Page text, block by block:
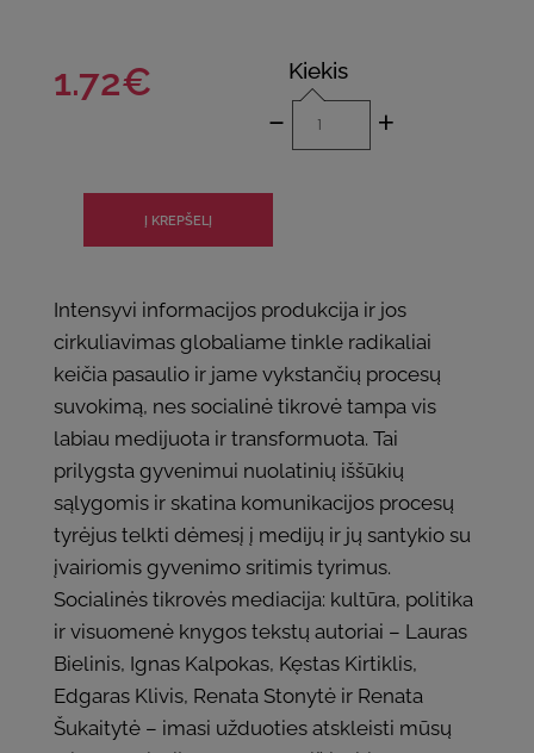
1.72€ Kiekis
- +
Intensyvi informacijos produkcija ir jos
cirkuliavimas globaliame tinkle radikaliai
keičia pasaulio ir jame vykstančių procesų
suvokimą, nes socialinė tikrovė tampa vis
labiau medijuota ir transformuota. Tai
prilygsta gyvenimui nuolatinių iššūkių
sąlygomis ir skatina komunikacijos procesų
tyrėjus telkti dėmesį į medijų ir jų santykio su
įvairiomis gyvenimo sritimis tyrimus.
Socialinės tikrovės mediacija: kultūra, politika
ir visuomenė knygos tekstų autoriai – Lauras
Bielinis, Ignas Kalpokas, Kęstas Kirtiklis,
Edgaras Klivis, Renata Stonytė ir Renata
Šukaitytė – imasi užduoties atskleisti mūsų